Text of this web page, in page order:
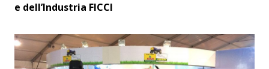
e dell’Industria FICCI